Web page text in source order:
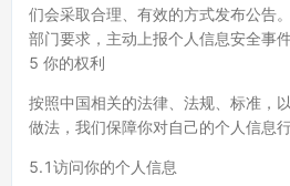
们会采取合理、有效的方式发布公告
部门要求，主动上报个人信息安全事
5 你的权利
按照中国相关的法律、法规、标准，
做法，我们保障你对自己的个人信息
5.1访问你的个人信息